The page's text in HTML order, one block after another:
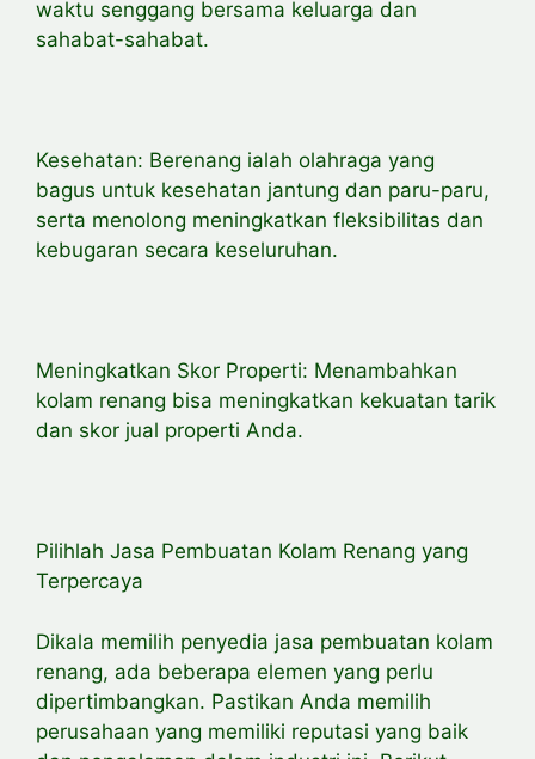
waktu senggang bersama keluarga dan
sahabat-sahabat.
Kesehatan: Berenang ialah olahraga yang
bagus untuk kesehatan jantung dan paru-paru,
serta menolong meningkatkan fleksibilitas dan
kebugaran secara keseluruhan.
Meningkatkan Skor Properti: Menambahkan
kolam renang bisa meningkatkan kekuatan tarik
dan skor jual properti Anda.
Pilihlah Jasa Pembuatan Kolam Renang yang
Terpercaya
Dikala memilih penyedia jasa pembuatan kolam
renang, ada beberapa elemen yang perlu
dipertimbangkan. Pastikan Anda memilih
perusahaan yang memiliki reputasi yang baik